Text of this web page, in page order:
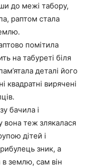
до межі табору,
раптом стала
помітила
на табуреті біля
деталі його
квадратні вирячені
бачила і
вона теж злякалася
дітей і
зник, а
в землю, сам він